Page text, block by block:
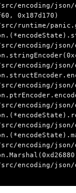
encoding/
0x187d170)
runtime/
encoding/
encoding/
encoding/
encoding/
encoding/
encoding/
encoding/